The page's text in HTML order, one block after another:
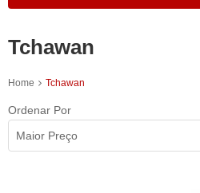
Tchawan
Home Tchawan
Ordenar Por
Maior Preço